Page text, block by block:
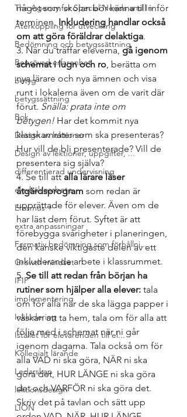
The Agency for Special Needs and In
Återkoppling för utveckling
Bedömning och betygssättning
Beprövad erfarenhet
betyg
betygssättning
Bok
Design av lektioner
Design av lektioner, uppgifter, ...
differentierad undervisning
elevhälsoarbete
Erasmus +
extra anpassningar
Formativ bedömning som förhållni...
Growth mindset
IFIP
implementering
Inkludering
Istället för elevärenden till el...
Kollegialt lärande
Ledarskap
lektionsdesign
LION
något som skolan bör känna till inför
terminen. Inkludering handlar också
om att göra föräldrar delaktiga.
3. När du träffar eleverna, gå igenom
schemat i lugn och ro, berätta om
nya lärare och nya ämnen och visa
runt i lokalerna även om de varit där
förut. Snälla: prata inte om
betygen! Har det kommit nya
klasskamrater som ska presenteras?
Hur vill de bli presenterade? Vill de
presentera sig själva?
4. Se till att alla lärare läser
åtgärdsprogram som redan är
upprättade för elever. Även om de
har läst dem förut. Syftet är att
förebygga svårigheter i planeringen,
den kanske viktigaste delen av ett
inkluderande arbete i klassrummet.
5. Se till att redan från början ha
rutiner som hjälper alla elever: tala
om för alla när de ska lägga papper i
väskan att ta hem, tala om för alla att
följa med i schemat när ni går
igenom dagarna. Tala också om för
alla VAD ni ska göra, NÄR ni ska
göra det, HUR LÄNGE ni ska göra
det och VARFÖR ni ska göra det.
Skriv det på tavlan och sätt upp